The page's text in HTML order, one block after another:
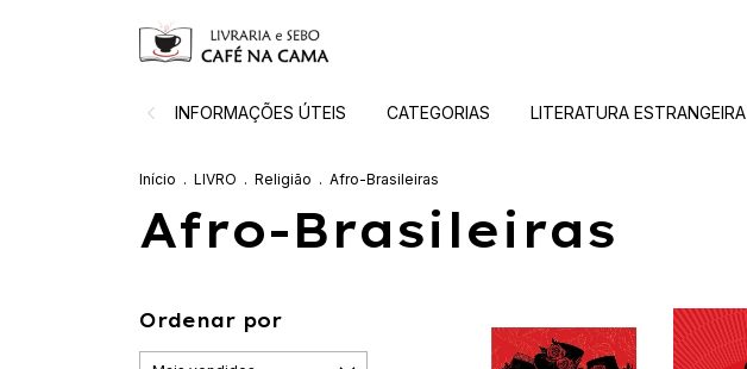
INFORMAÇÕES ÚTEIS CATEGORIAS LITERATURA ESTRANGEIRA
Início . LIVRO . Religião . Afro-Brasileiras
Afro-Brasileiras
Ordenar por